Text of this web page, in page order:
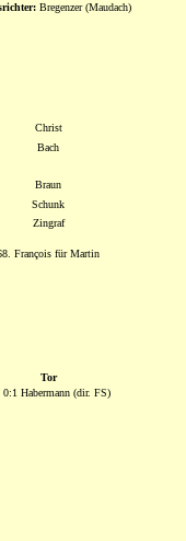
Bregenzer (Maudach)
Christ
Bach
Braun
Schunk
Zingraf
François für Martin
Tor
0:1 Habermann (dir. FS)